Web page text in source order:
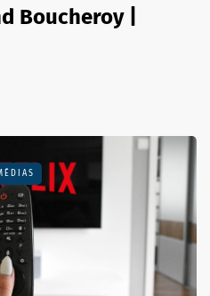
Boucheroy |